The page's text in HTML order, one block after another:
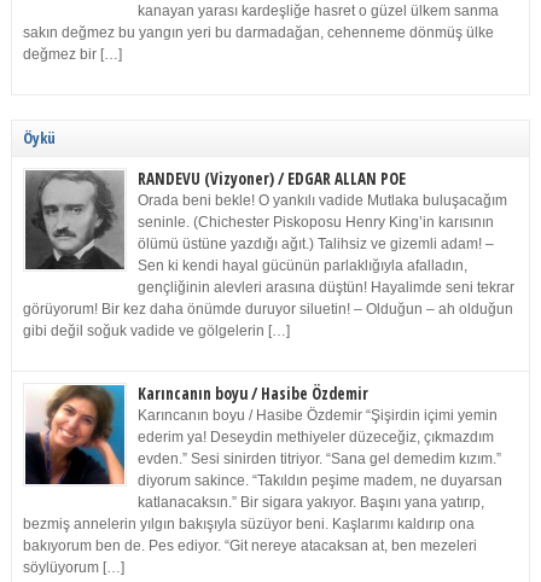
kanayan yarası kardeşliğe hasret o güzel ülkem sanma
sakın değmez bu yangın yeri bu darmadağan, cehenneme dönmüş ülke
değmez bir […]
Öykü
RANDEVU (Vizyoner) / EDGAR ALLAN POE
Orada beni bekle! O yankılı vadide Mutlaka buluşacağım
seninle. (Chichester Piskoposu Henry King’in karısının
ölümü üstüne yazdığı ağıt.) Talihsiz ve gizemli adam! –
Sen ki kendi hayal gücünün parlaklığıyla afalladın,
gençliğinin alevleri arasına düştün! Hayalimde seni tekrar
görüyorum! Bir kez daha önümde duruyor siluetin! – Olduğun – ah olduğun
gibi değil soğuk vadide ve gölgelerin […]
Karıncanın boyu / Hasibe Özdemir
Karıncanın boyu / Hasibe Özdemir “Şişirdin içimi yemin
ederim ya! Deseydin methiyeler düzeceğiz, çıkmazdım
evden.” Sesi sinirden titriyor. “Sana gel demedim kızım.”
diyorum sakince. “Takıldın peşime madem, ne duyarsan
katlanacaksın.” Bir sigara yakıyor. Başını yana yatırıp,
bezmiş annelerin yılgın bakışıyla süzüyor beni. Kaşlarımı kaldırıp ona
bakıyorum ben de. Pes ediyor. “Git nereye atacaksan at, ben mezeleri
söylüyorum […]